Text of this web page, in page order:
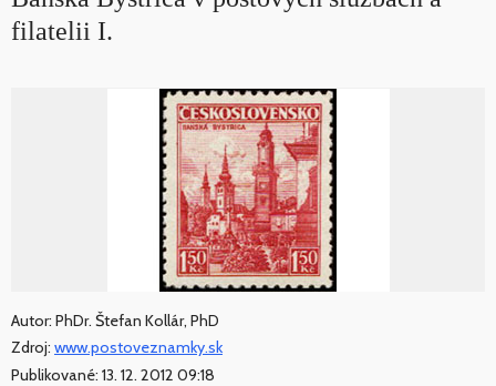
filatelii I.
Autor: PhDr. Štefan Kollár, PhD
Zdroj: www.postoveznamky.sk
Publikované: 13. 12. 2012 09:18